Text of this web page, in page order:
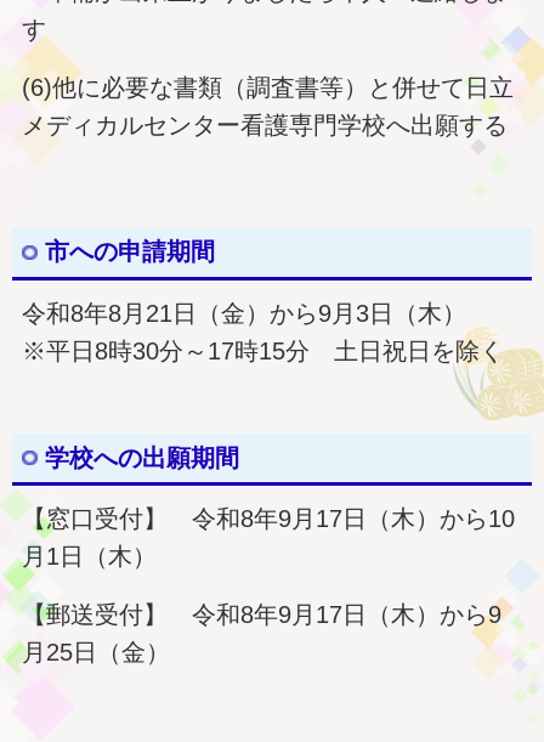
す
(6)他に必要な書類（調査書等）と併せて日立
メディカルセンター看護専門学校へ出願する
市への申請期間
令和8年8月21日（金）から9月3日（木）
※平日8時30分～17時15分 土日祝日を除く
学校への出願期間
【窓口受付】 令和8年9月17日（木）から10
月1日（木）
【郵送受付】 令和8年9月17日（木）から9
月25日（金）